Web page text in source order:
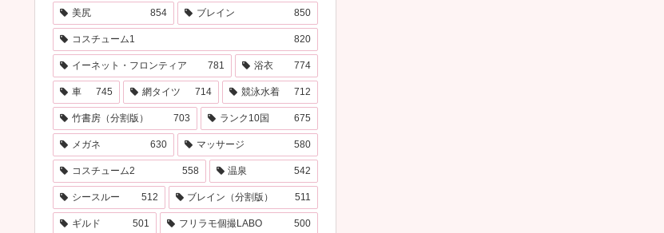
美尻 854 ブレイン 850
コスチューム1 820
イーネット・フロンティア 781 浴衣 774
車 745 網タイツ 714 競泳水着 712
竹書房（分割版） 703 ランク10国 675
メガネ 630 マッサージ 580
コスチューム2 558 温泉 542
シースルー 512 ブレイン（分割版） 511
ギルド 501 フリラモ個撮LABO 500